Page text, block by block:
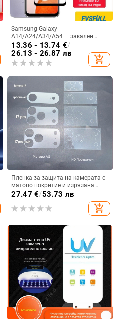
Samsung Galaxy
A14/A24/A34/A54 — закален
протектор за екран, пълно
покритие, пълна адхезия,
удароустойчив, антиотпечатък
13.36 - 13.74 €/
26.13 - 26.87 лв
add_shopping_cart
Пленка за защита на камерата с
матово покритие и изрязана
основа за iPhone 17 Pro Max
27.47 €/53.73 лв
add_shopping_cart